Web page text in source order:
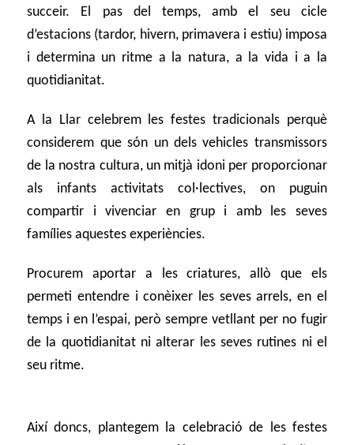
succeir. El pas del temps, amb el seu cicle
d’estacions (tardor, hivern, primavera i estiu) imposa
i determina un ritme a la natura, a la vida i a la
quotidianitat.
A la Llar celebrem les festes tradicionals perquè
considerem que són un dels vehicles transmissors
de la nostra cultura, un mitjà idoni per proporcionar
als infants activitats col·lectives, on puguin
compartir i vivenciar en grup i amb les seves
famílies aquestes experiències.
Procurem aportar a les criatures, allò que els
permeti entendre i conèixer les seves arrels, en el
temps i en l’espai, però sempre vetllant per no fugir
de la quotidianitat ni alterar les seves rutines ni el
seu ritme.
Així doncs, plantegem la celebració de les festes